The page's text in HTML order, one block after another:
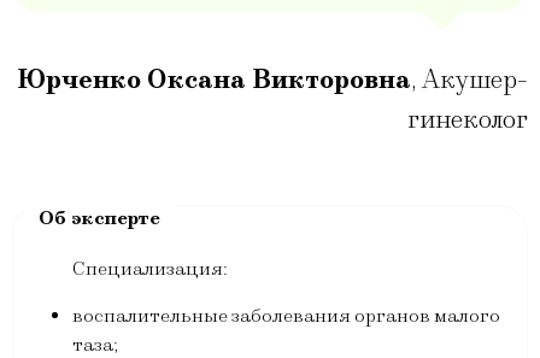
Юрченко Оксана Викторовна,Акушер-
гинеколог
Специализация:
воспалительные заболевания органов малого
таза;